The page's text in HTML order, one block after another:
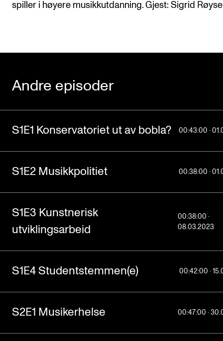
spiller i høyere musikkutdanning. Gjest: Sigrid
Andre episoder
S1E1 Konservatoriet ut av bobla? 00:43:00 ·
S1E2 Musikkpolitiet 00:38:00 ·
S1E3 Kunstnerisk
utviklingsarbeid
00:38:00 ·
08.03.2023
S1E4 Studentstemmen(e) 00:42:00 ·
S2E1 Musikerhelse 00:47:00 ·